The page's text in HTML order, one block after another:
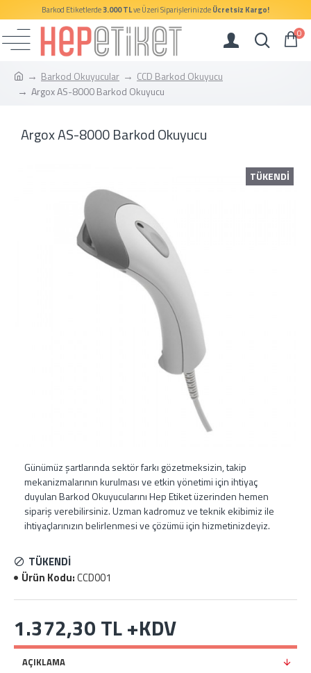
Barkod Etiketlerde3.000 TLve Üzeri SiparişlerinizdeÜcretsiz Kargo!
0
Barkod Okuyucular
CCD Barkod Okuyucu
Argox AS-8000 Barkod Okuyucu
Argox AS-8000 Barkod Okuyucu
TÜKENDİ
Günümüz şartlarında sektör farkı gözetmeksizin, takip
mekanizmalarının kurulması ve etkin yönetimi için ihtiyaç
duyulan Barkod Okuyucularını Hep Etiket üzerinden hemen
sipariş verebilirsiniz. Uzman kadromuz ve teknik ekibimiz ile
ihtiyaçlarınızın belirlenmesi ve çözümü için hizmetinizdeyiz.
1.372,30 TL +KDV
TÜKENDİ
Ürün Kodu:CCD001
AÇIKLAMA